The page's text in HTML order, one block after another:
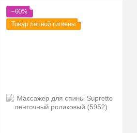
−60%
Товар личной гигиены